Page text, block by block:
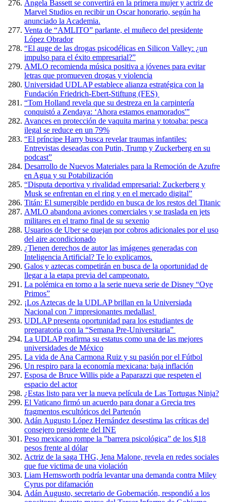
Angela Bassett se convertirá en la primera mujer y actriz de
Marvel Studios en recibir un Oscar honorario, según ha
anunciado la Academia.
Venta de “AMLITO” parlante, el muñeco del presidente
López Obrador
“El auge de las drogas psicodélicas en Silicon Valley: ¿un
impulso para el éxito empresarial?”
AMLO recomienda música positiva a jóvenes para evitar
letras que promueven drogas y violencia
Universidad UDLAP establece alianza estratégica con la
Fundación Friedrich-Ebert-Stiftung (FES)
“Tom Holland revela que su destreza en la carpintería
conquistó a Zendaya: ‘Ahora estamos enamorados'”
Avances en protección de vaquita marina y totoaba: pesca
ilegal se reduce en un 79%
“El príncipe Harry busca revelar traumas infantiles:
Entrevistas deseadas con Putin, Trump y Zuckerberg en su
podcast”
Desarrollo de Nuevos Materiales para la Remoción de Azufre
en Agua y su Potabilización
“Disputa deportiva y rivalidad empresarial: Zuckerberg y
Musk se enfrentan en el ring y en el mercado digital”
Titán: El sumergible perdido en busca de los restos del Titanic
AMLO abandona aviones comerciales y se traslada en jets
militares en el tramo final de su sexenio
Usuarios de Uber se quejan por cobros adicionales por el uso
del aire acondicionado
¿Tienen derechos de autor las imágenes generadas con
Inteligencia Artificial? Te lo explicamos.
Galos y aztecas competirán en busca de la oportunidad de
llegar a la etapa previa del campeonato.
La polémica en torno a la serie nueva serie de Disney “Oye
Primos”
¡Los Aztecas de la UDLAP brillan en la Universiada
Nacional con 7 impresionantes medallas!
UDLAP presenta oportunidad para los estudiantes de
preparatoria con la “Semana Pre-Universitaria”
La UDLAP reafirma su estatus como una de las mejores
universidades de México
La vida de Ana Carmona Ruiz y su pasión por el Fútbol
Un respiro para la economía mexicana: baja inflación
Esposa de Bruce Willis pide a Paparazzi que respeten el
espacio del actor
¿Estas listo para ver la nueva película de Las Tortugas Ninja?
El Vaticano firmó un acuerdo para donar a Grecia tres
fragmentos escultóricos del Partenón
Adán Augusto López Hernández desestima las críticas del
consejero presidente del INE
Peso mexicano rompe la ”barrera psicológica” de los $18
pesos frente al dólar
Actriz de la saga THG, Jena Malone, revela en redes sociales
que fue victima de una violación
Liam Hemsworth podría levantar una demanda contra Miley
Cyrus por difamación
Adán Augusto, secretario de Gobernación, respondió a los